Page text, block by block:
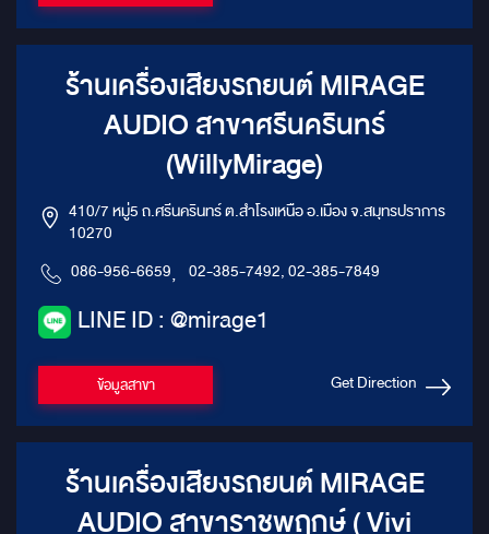
ร้านเครื่องเสียงรถยนต์ MIRAGE
AUDIO สาขาศรีนครินทร์
(WillyMirage)
410/7 หมู่5 ถ.ศรีนครินทร์ ต.สำโรงเหนือ อ.เมือง จ.สมุทรปราการ
10270
086-956-6659, 02-385-7492, 02-385-7849
LINE ID : @mirage1
ข้อมูลสาขา Get Direction
ร้านเครื่องเสียงรถยนต์ MIRAGE
AUDIO สาขาราชพฤกษ์ ( Vivi